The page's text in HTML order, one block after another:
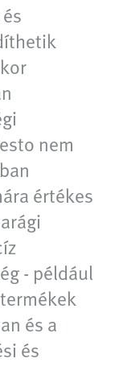
nem
értékes
- például
és a
és